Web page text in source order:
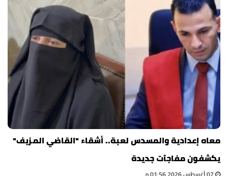
معاه إعدادية والمسدس لعبة.. أشقاء "القاضي المزيف"
يكشفون مفاجآت جديدة